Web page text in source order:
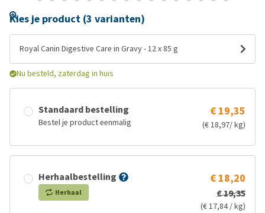
Kies je product (3 varianten)
Royal Canin Digestive Care in Gravy - 12 x 85 g
Nu besteld, zaterdag in huis
Standaard bestelling
Bestel je product eenmalig
€ 19,35
(€ 18,97/ kg)
Herhaalbestelling
Herhaal
€ 18,20
€ 19,35
(€ 17,84 / kg)